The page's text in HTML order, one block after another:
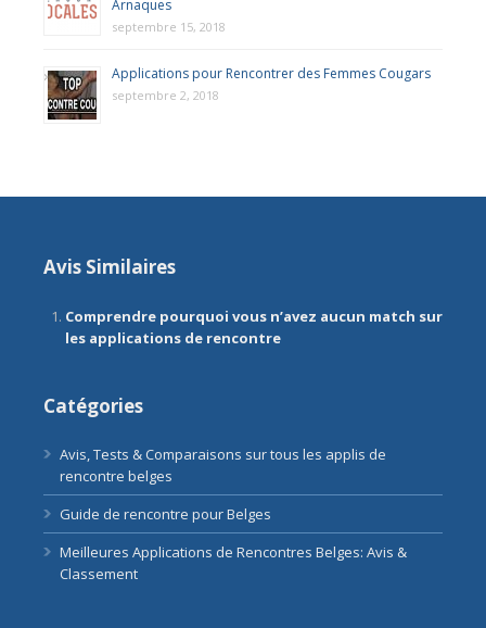
Arnaques
septembre 15, 2018
Applications pour Rencontrer des Femmes Cougars
septembre 2, 2018
Avis Similaires
Comprendre pourquoi vous n’avez aucun match sur
les applications de rencontre
Catégories
Avis, Tests & Comparaisons sur tous les applis de
rencontre belges
Guide de rencontre pour Belges
Meilleures Applications de Rencontres Belges: Avis &
Classement